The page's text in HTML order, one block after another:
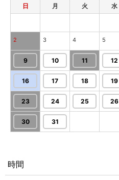
日 月 火 水
2 3 4 5
9 10 11 12
16 17 18 19
23 24 25 26
30 31
時間